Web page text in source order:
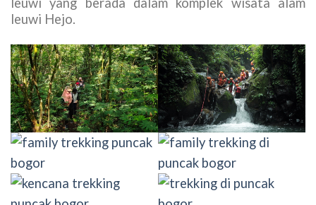
leuwi Hejo.